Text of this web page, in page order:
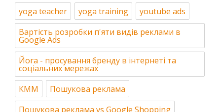
yoga teacher
yoga training
youtube ads
Вартість розробки п'яти видів реклами в
Google Ads
Йога - просування бренду в інтернеті та
соціальних мережах
КММ
Пошукова реклама
Пошукова реклама vs Google Shopping